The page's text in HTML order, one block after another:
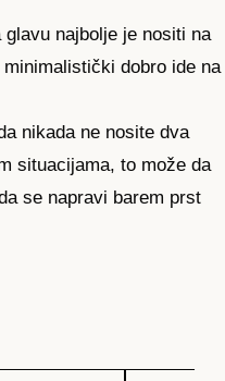
najbolje je nositi na
dobro ide na
nikada ne nosite dva
situacijama, to može da
se napravi barem prst